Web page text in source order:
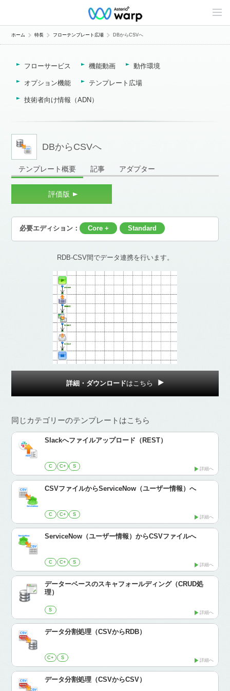
C
n
e
ホーム 特長 フローテンプレート広場 DBからCSVへ
フローサービス 機能動画 動作環境
オプション機能 テンプレート広場
技術者向け情報（ADN）
DBからCSVへ
テンプレート概要 記事 アダプター
評価版
必要エディション： Core + Standard
RDB-CSV間でデータ連携を行います。
詳細・ダウンロードはこちら
同じカテゴリーのテンプレートはこちら
Slackへファイルアップロード（REST）
C C+ S 詳細へ
CSVファイルからServiceNow（ユーザー情報）へ
C C+ S 詳細へ
ServiceNow（ユーザー情報）からCSVファイルへ
C C+ S 詳細へ
データーベースのスキャフォールディング（CRUD処
理）
S 詳細へ
データ分割処理（CSVからRDB）
C+ S 詳細へ
データ分割処理（CSVからCSV）